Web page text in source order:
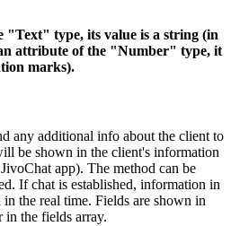
"Text" type, its value is a string (in
attribute of the "Number" type, it
marks).
any additional info about the client to
be shown in the client's information
app). The method can be
If chat is established, information in
the real time. Fields are shown in
in the fields array.